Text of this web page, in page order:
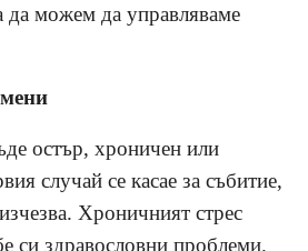
да можем да управляваме
остър, хроничен или
случай се касае за събитие,
Хроничният стрес
си здравословни проблеми.